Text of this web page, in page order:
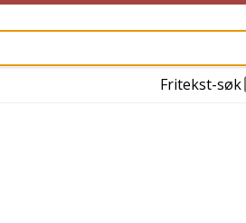
Fritekst-søk